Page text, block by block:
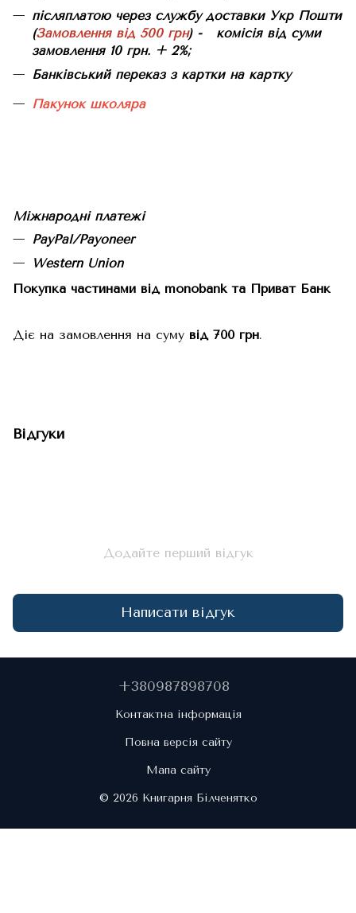
післяплатою через службу доставки Укр Пошти
(Замовлення від 500 грн) - комісія від суми
замовлення 10 грн. + 2%;
Банківський переказ з картки на картку
Пакунок школяра
Міжнародні платежі
PayPal/Payoneer
Western Union
Покупка частинами від monobank та Приват Банк
Діє на замовлення на суму від 700 грн.
Відгуки
Додайте перший відгук
Написати відгук
+380987898708
Контактна інформація
Повна версія сайту
Мапа сайту
© 2026 Книгарня Білченятко